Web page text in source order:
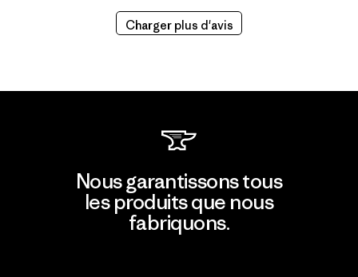
Charger plus d'avis
Nous garantissons tous
les produits que nous
fabriquons.